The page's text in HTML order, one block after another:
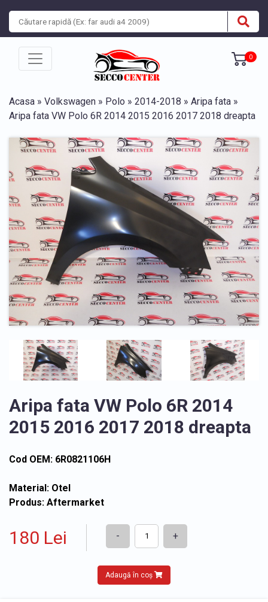
0
Acasa » Volkswagen » Polo » 2014-2018 » Aripa fata »
Aripa fata VW Polo 6R 2014 2015 2016 2017 2018 dreapta
Aripa fata VW Polo 6R 2014
2015 2016 2017 2018 dreapta
Cod OEM: 6R0821106H
Material: Otel
Produs: Aftermarket
180 Lei - +
Adaugă în coș